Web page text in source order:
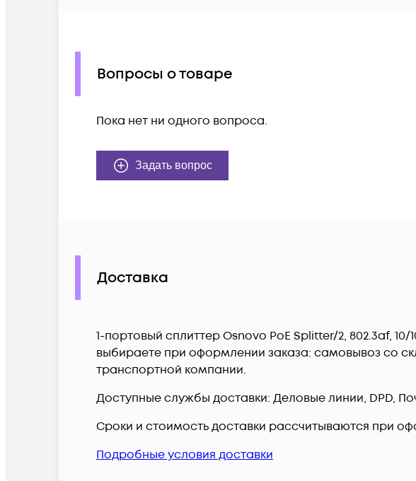
Вопросы о товаре
Пока нет ни одного вопроса.
Задать вопрос
Доставка
1-портовый сплиттер Osnovo PoE Splitter/2, 802.3af,
выбираете при оформлении заказа: самовывоз со
транспортной компании.
Доступные службы доставки: Деловые линии, DPD,
Сроки и стоимость доставки рассчитываются при
Подробные условия доставки